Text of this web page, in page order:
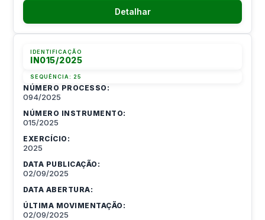
Detalhar
IDENTIFICAÇÃO
IN015/2025
SEQUÊNCIA: 25
NÚMERO PROCESSO:
094/2025
NÚMERO INSTRUMENTO:
015/2025
EXERCÍCIO:
2025
DATA PUBLICAÇÃO:
02/09/2025
DATA ABERTURA:
ÚLTIMA MOVIMENTAÇÃO:
02/09/2025